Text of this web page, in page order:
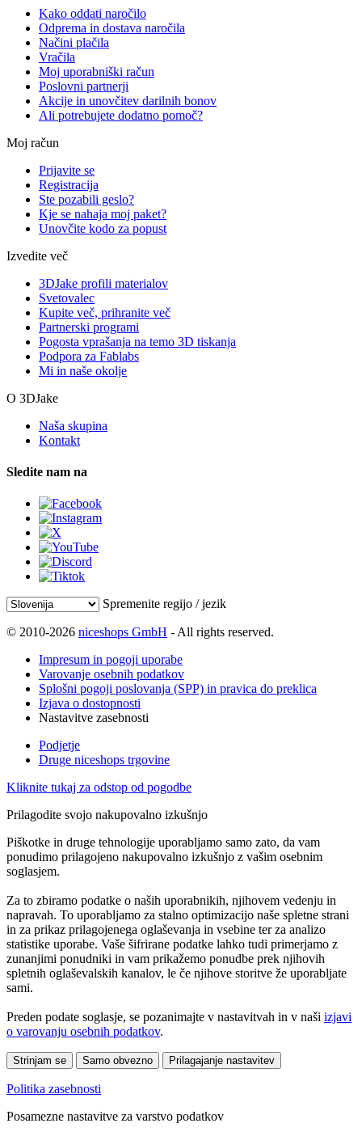
Kako oddati naročilo
Odprema in dostava naročila
Načini plačila
Vračila
Moj uporabniški račun
Poslovni partnerji
Akcije in unovčitev darilnih bonov
Ali potrebujete dodatno pomoč?
Moj račun
Prijavite se
Registracija
Ste pozabili geslo?
Kje se nahaja moj paket?
Unovčite kodo za popust
Izvedite več
3DJake profili materialov
Svetovalec
Kupite več, prihranite več
Partnerski programi
Pogosta vprašanja na temo 3D tiskanja
Podpora za Fablabs
Mi in naše okolje
O 3DJake
Naša skupina
Kontakt
Sledite nam na
Spremenite regijo / jezik
© 2010-2026 niceshops GmbH - All rights reserved.
Impresum in pogoji uporabe
Varovanje osebnih podatkov
Splošni pogoji poslovanja (SPP) in pravica do preklica
Izjava o dostopnosti
Nastavitve zasebnosti
Podjetje
Druge niceshops trgovine
Kliknite tukaj za odstop od pogodbe
Prilagodite svojo nakupovalno izkušnjo
Piškotke in druge tehnologije uporabljamo samo zato, da vam
ponudimo prilagojeno nakupovalno izkušnjo z vašim osebnim
soglasjem.
Za to zbiramo podatke o naših uporabnikih, njihovem vedenju in
napravah. To uporabljamo za stalno optimizacijo naše spletne strani
in za prikaz prilagojenega oglaševanja in vsebine ter za analizo
statistike uporabe. Vaše šifrirane podatke lahko tudi primerjamo z
zunanjimi ponudniki in vam prikažemo ponudbe prek njihovih
spletnih oglaševalskih kanalov, le če njihove storitve že uporabljate
sami.
Preden podate soglasje, se pozanimajte v nastavitvah in v naši izjavi
o varovanju osebnih podatkov.
Strinjam se Samo obvezno Prilagajanje nastavitev
Politika zasebnosti
Posamezne nastavitve za varstvo podatkov